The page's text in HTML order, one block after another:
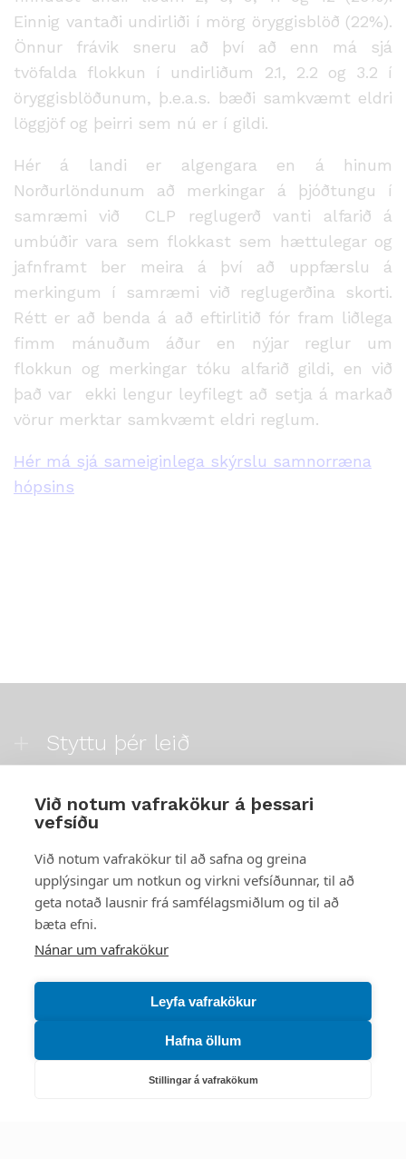
Við notum vafrakökur á þessari
vefsíðu
Við notum vafrakökur til að safna og greina
upplýsingar um notkun og virkni vefsíðunnar, til að
geta notað lausnir frá samfélagsmiðlum og til að
bæta efni.
Nánar um vafrakökur
Leyfa vafrakökur
Hafna öllum
Stillingar á vafrakökum
Einnig vantaði undirliði í mörg öryggisblöð (22%).
Önnur frávik sneru að því að enn má sjá
tvöfalda flokkun í undirliðum 2.1, 2.2 og 3.2 í
öryggisblöðunum, þ.e.a.s. bæði samkvæmt eldri
löggjöf og þeirri sem nú er í gildi.
Hér á landi er algengara en á hinum
Norðurlöndunum að merkingar á þjóðtungu í
samræmi við CLP reglugerð vanti alfarið á
umbúðir vara sem flokkast sem hættulegar og
jafnframt ber meira á því að uppfærslu á
merkingum í samræmi við reglugerðina skorti.
Rétt er að benda á að eftirlitið fór fram liðlega
fimm mánuðum áður en nýjar reglur um
flokkun og merkingar tóku alfarið gildi, en við
það var ekki lengur leyfilegt að setja á markað
vörur merktar samkvæmt eldri reglum.
Hér má sjá sameiginlega skýrslu samnorræna
hópsins
Styttu þér leið
Náttúruverndarstofnun
Netfang: nattura@nattura.is
Sími: 55 66 800
Umhverfis- og orkustofnun